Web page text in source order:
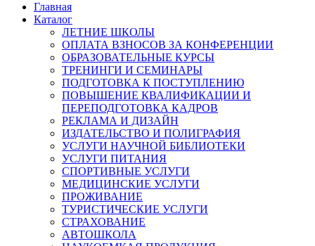
Главная
Каталог
ЛЕТНИЕ ШКОЛЫ
ОПЛАТА ВЗНОСОВ ЗА КОНФЕРЕНЦИИ
ОБРАЗОВАТЕЛЬНЫЕ КУРСЫ
ТРЕНИНГИ И СЕМИНАРЫ
ПОДГОТОВКА К ПОСТУПЛЕНИЮ
ПОВЫШЕНИЕ КВАЛИФИКАЦИИ И
ПЕРЕПОДГОТОВКА КАДРОВ
РЕКЛАМА И ДИЗАЙН
ИЗДАТЕЛЬСТВО И ПОЛИГРАФИЯ
УСЛУГИ НАУЧНОЙ БИБЛИОТЕКИ
УСЛУГИ ПИТАНИЯ
СПОРТИВНЫЕ УСЛУГИ
МЕДИЦИНСКИЕ УСЛУГИ
ПРОЖИВАНИЕ
ТУРИСТИЧЕСКИЕ УСЛУГИ
СТРАХОВАНИЕ
АВТОШКОЛА